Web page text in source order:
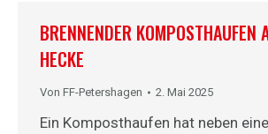
BRENNENDER KOMPOSTHAUFEN
HECKE
Von FF-Petershagen 2. Mai 2025
Ein Komposthaufen hat neben